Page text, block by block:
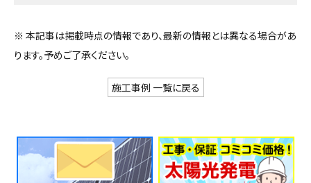
※ 本記事は掲載時点の情報であり、最新の情報とは異なる場合があ
ります。予めご了承ください。
施工事例 一覧に戻る